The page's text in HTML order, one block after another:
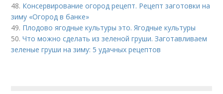
48. Консервирование огород рецепт. Рецепт заготовки на
зиму «Огород в банке»
49. Плодово ягодные культуры это. Ягодные культуры
50.Что можно сделать из зеленой груши. Заготавливаем
зеленые груши на зиму: 5 удачных рецептов